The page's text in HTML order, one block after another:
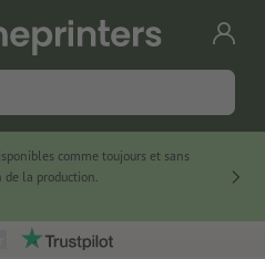
comme toujours et sans
la production.